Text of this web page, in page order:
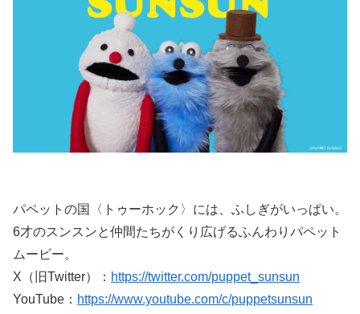
パペットの国〈トゥーホック〉には、ふしぎがいっぱい。
6才のスンスンと仲間たちがくり広げるふんわりパペット
ムービー。
X（旧Twitter）： https://twitter.com/puppet_sunsun
YouTube： https://www.youtube.com/c/puppetsunsun